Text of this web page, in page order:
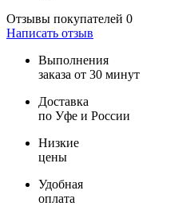
Отзывы покупателей 0
Написать отзыв
Выполнения
заказа от 30 минут
Доставка
по Уфе и России
Низкие
цены
Удобная
оплата